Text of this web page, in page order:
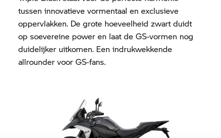
tussen innovatieve vormentaal en exclusieve
oppervlakken. De grote hoeveelheid zwart duidt
op soevereine power en laat de GS-vormen nog
duidelijker uitkomen. Een indrukwekkende
allrounder voor GS-fans.